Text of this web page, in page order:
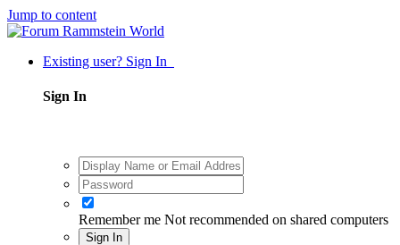
Jump to content
Existing user? Sign In
Sign In
Remember me Not recommended on shared computers
Sign In